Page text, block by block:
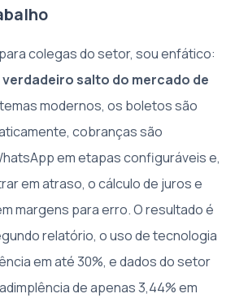
colegas do setor, sou enfático:
salto do mercado de
modernos, os boletos são
cobranças são
em etapas configuráveis e,
em atraso, o cálculo de juros e
margens para erro. O resultado é
relatório, o uso de tecnologia
em até 30%, e dados do setor
de apenas 3,44% em